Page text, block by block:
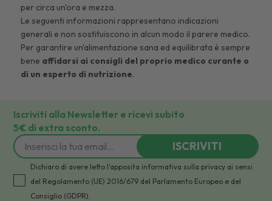
per circa un'ora e mezza.
Le seguenti informazioni rappresentano indicazioni
generali e non sostituiscono in alcun modo il parere medico.
Per garantire un'alimentazione sana ed equilibrata è sempre
bene affidarsi ai consigli del proprio medico curante o
di un esperto di nutrizione.
Iscriviti alla Newsletter e ricevi subito
5€ di extra sconto.
ISCRIVITI
Dichiaro di avere letto l'apposita informativa sulla privacy ai sensi
del Regolamento (UE) 2016/679 del Parlamento Europeo e del
Consiglio (GDPR).